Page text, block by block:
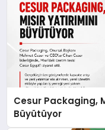
Cesur Packaging,
Büyütüyor